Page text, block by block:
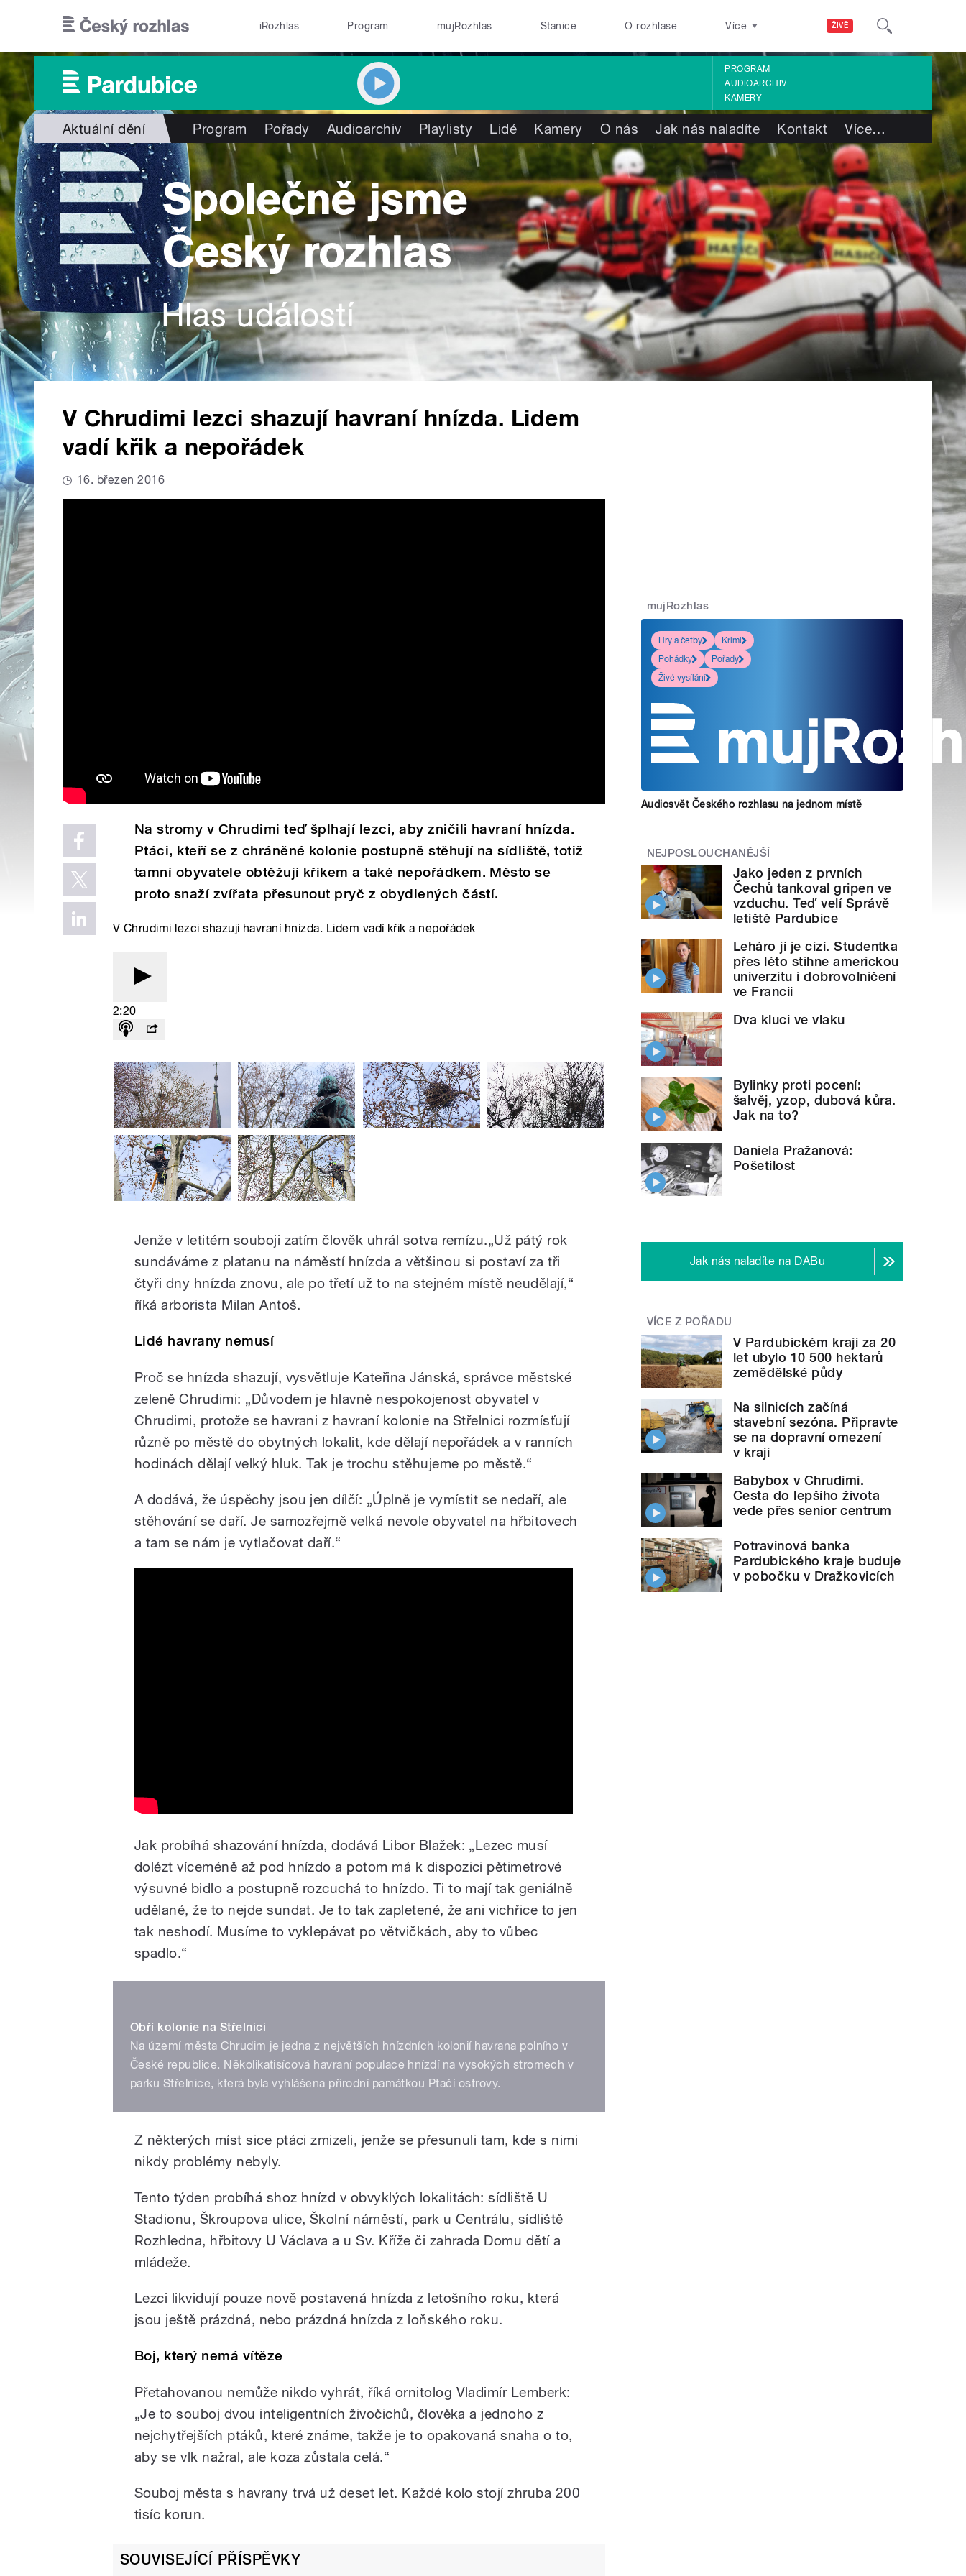
ŽIVĚ
iRozhlas Program mujRozhlas Stanice O rozhlase Více
PROGRAM
AUDIOARCHIV
KAMERY
Aktuální dění Program Pořady Audioarchiv Playlisty Lidé Kamery O nás Jak nás naladíte Kontakt Více…
V Chrudimi lezci shazují havraní hnízda. Lidem
vadí křik a nepořádek
16. březen 2016
Na stromy v Chrudimi teď šplhají lezci, aby zničili havraní hnízda.
Ptáci, kteří se z chráněné kolonie postupně stěhují na sídliště, totiž
tamní obyvatele obtěžují křikem a také nepořádkem. Město se
proto snaží zvířata přesunout pryč z obydlených částí.
V Chrudimi lezci shazují havraní hnízda. Lidem vadí křik a nepořádek
2:20
Jenže v letitém souboji zatím člověk uhrál sotva remízu.„Už pátý rok
sundáváme z platanu na náměstí hnízda a většinou si postaví za tři
čtyři dny hnízda znovu, ale po třetí už to na stejném místě neudělají,“
říká arborista Milan Antoš.
Lidé havrany nemusí
Proč se hnízda shazují, vysvětluje Kateřina Jánská, správce městské
zeleně Chrudimi: „Důvodem je hlavně nespokojenost obyvatel v
Chrudimi, protože se havrani z havraní kolonie na Střelnici rozmísťují
různě po městě do obytných lokalit, kde dělají nepořádek a v ranních
hodinách dělají velký hluk. Tak je trochu stěhujeme po městě.“
A dodává, že úspěchy jsou jen dílčí: „Úplně je vymístit se nedaří, ale
stěhování se daří. Je samozřejmě velká nevole obyvatel na hřbitovech
a tam se nám je vytlačovat daří.“
Jak probíhá shazování hnízda, dodává Libor Blažek: „Lezec musí
dolézt víceméně až pod hnízdo a potom má k dispozici pětimetrové
výsuvné bidlo a postupně rozcuchá to hnízdo. Ti to mají tak geniálně
udělané, že to nejde sundat. Je to tak zapletené, že ani vichřice to jen
tak neshodí. Musíme to vyklepávat po větvičkách, aby to vůbec
spadlo.“
Obří kolonie na Střelnici
Na území města Chrudim je jedna z největších hnízdních kolonií havrana polního v
České republice. Několikatisícová havraní populace hnízdí na vysokých stromech v
parku Střelnice, která byla vyhlášena přírodní památkou Ptačí ostrovy.
Z některých míst sice ptáci zmizeli, jenže se přesunuli tam, kde s nimi
nikdy problémy nebyly.
Tento týden probíhá shoz hnízd v obvyklých lokalitách: sídliště U
Stadionu, Škroupova ulice, Školní náměstí, park u Centrálu, sídliště
Rozhledna, hřbitovy U Václava a u Sv. Kříže či zahrada Domu dětí a
mládeže.
Lezci likvidují pouze nově postavená hnízda z letošního roku, která
jsou ještě prázdná, nebo prázdná hnízda z loňského roku.
Boj, který nemá vítěze
Přetahovanou nemůže nikdo vyhrát, říká ornitolog Vladimír Lemberk:
„Je to souboj dvou inteligentních živočichů, člověka a jednoho z
nejchytřejších ptáků, které známe, takže je to opakovaná snaha o to,
aby se vlk nažral, ale koza zůstala celá.“
Souboj města s havrany trvá už deset let. Každé kolo stojí zhruba 200
tisíc korun.
SOUVISEJÍCÍ PŘÍSPĚVKY
mujRozhlas
Hry a četby
Krimi
Pohádky
Pořady
Živé vysílání
Audiosvět Českého rozhlasu na jednom místě
NEJPOSLOUCHANĚJŠÍ
Jako jeden z prvních
Čechů tankoval gripen ve
vzduchu. Teď velí Správě
letiště Pardubice
Leháro jí je cizí. Studentka
přes léto stihne americkou
univerzitu i dobrovolničení
ve Francii
Dva kluci ve vlaku
Bylinky proti pocení:
šalvěj, yzop, dubová kůra.
Jak na to?
Daniela Pražanová:
Pošetilost
Jak nás naladíte na DABu
VÍCE Z POŘADU
V Pardubickém kraji za 20
let ubylo 10 500 hektarů
zemědělské půdy
Na silnicích začíná
stavební sezóna. Připravte
se na dopravní omezení
v kraji
Babybox v Chrudimi.
Cesta do lepšího života
vede přes senior centrum
Potravinová banka
Pardubického kraje buduje
v pobočku v Dražkovicích